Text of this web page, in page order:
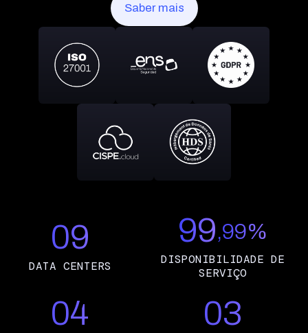
Saber mais
09
DATA CENTERS
99,99%
DISPONIBILIDADE DE
SERVIÇO
04 03